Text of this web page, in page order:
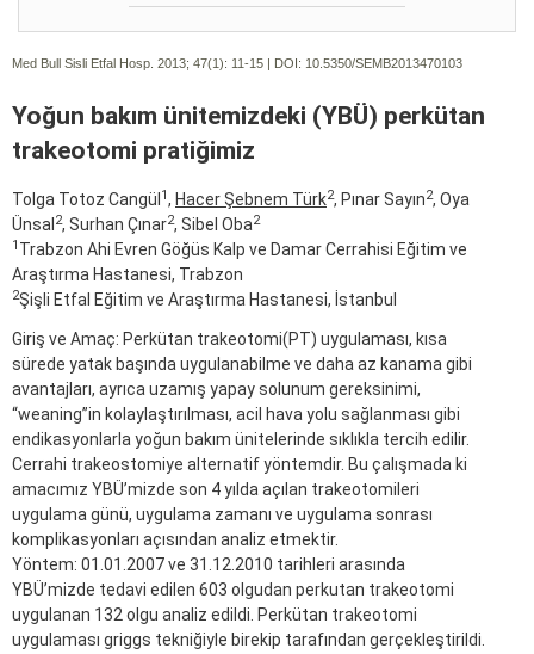
Med Bull Sisli Etfal Hosp. 2013; 47(1): 11-15 | DOI: 10.5350/SEMB2013470103
Yoğun bakım ünitemizdeki (YBÜ) perkütan
trakeotomi pratiğimiz
Tolga Totoz Cangül 1, Hacer Şebnem Türk2, Pınar Sayın2, Oya
Ünsal 2, Surhan Çınar2, Sibel Oba2
1 Trabzon Ahi Evren Göğüs Kalp ve Damar Cerrahisi Eğitim ve
Araştırma Hastanesi, Trabzon
2Şişli Etfal Eğitim ve Araştırma Hastanesi, İstanbul
Giriş ve Amaç: Perkütan trakeotomi(PT) uygulaması, kısa
sürede yatak başında uygulanabilme ve daha az kanama gibi
avantajları, ayrıca uzamış yapay solunum gereksinimi,
“weaning”in kolaylaştırılması, acil hava yolu sağlanması gibi
endikasyonlarla yoğun bakım ünitelerinde sıklıkla tercih edilir.
Cerrahi trakeostomiye alternatif yöntemdir. Bu çalışmada ki
amacımız YBÜ’mizde son 4 yılda açılan trakeotomileri
uygulama günü, uygulama zamanı ve uygulama sonrası
komplikasyonları açısından analiz etmektir.
Yöntem: 01.01.2007 ve 31.12.2010 tarihleri arasında
YBÜ’mizde tedavi edilen 603 olgudan perkutan trakeotomi
uygulanan 132 olgu analiz edildi. Perkütan trakeotomi
uygulaması griggs tekniğiyle birekip tarafından gerçekleştirildi.